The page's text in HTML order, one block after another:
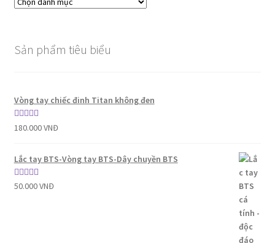
Sản phẩm tiêu biểu
Vòng tay chiếc đinh Titan không đen
Được xếp
sao
180.000VNĐ
Lắc tay BTS-Vòng tay BTS-Dây chuyền BTS
Được xếp
50.000VNĐ